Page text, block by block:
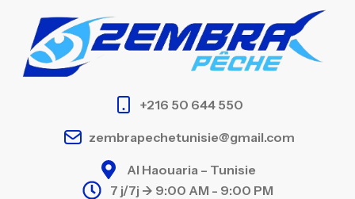
+216 50 644 550
zembrapechetunisie@gmail.com
Al Haouaria – Tunisie
7 j/7j -> 9:00 AM - 9:00 PM